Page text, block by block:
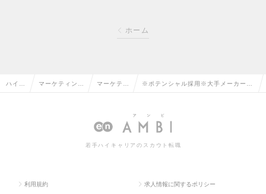
ホーム
ハイク マーケティン マーケティ
企画の転職
※ポテンシャル採用※大手メーカーで
業10H以下／年間休日125日の求人情
若手ハイキャリアのスカウト転職
利用規約 求人情報に関するポリシー